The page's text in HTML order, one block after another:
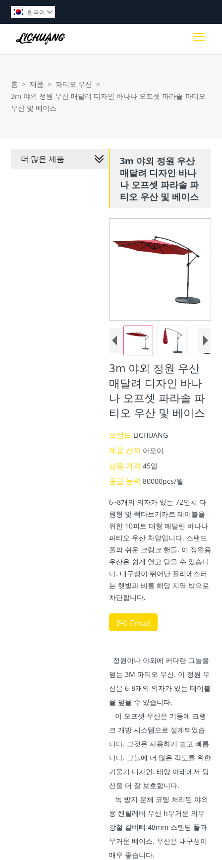
한국어 
홈 > 제품 > 파티오 우산 >
3m 야외 정원 우산 매달려 디자인 바나나 오프셋 파라솔 파티오
우산 및 베이스
3m 야외 정원 우산
매달려 디자인 바나
나 오프셋 파라솔 파
티오 우산 및 베이스
3m 야외 정원 우산
매달려 디자인 바나
나 오프셋 파라솔 파
티오 우산 및 베이스
브랜드 LICHUANG
제품 산지 아모이
납품 가격 45일
공급 능력 80000pcs/월
6~8개의 의자가 있는 72인치 타
원형 및 렉타브기카르 테이블을
위한 10피트 대형 매달린 바나나
파티오 우산 차양입니다. 스탠드
폴의 쉬운 크랭크 핸들. 이 정원용
우산은 쉽게 열고 닫을 수 있습니
다. 내구성이 뛰어난 폴리에스터
는 햇빛과 비를 해당 지역 밖으로
차단합니다.
 Email
정원이나 야외에 커다란 그늘을
덮는 3M 파티오 우산. 이 정원 우
산은 6-8개의 의자가 있는 테이블
을 덮을 수 있습니다.
이 오프셋 우산은 기둥에 크랭
크 개방 시스템으로 설계되었습
니다. 그것은 사용하기 쉽고 빠릅
니다. 그늘에 더 많은 각도를 위한
기울기 디자인. 태양 아래에서 당
신을 더 잘 보호합니다.
녹 방지 분체 코팅 처리된 야외
용 캔틸레버 우산 h무거운 의무
강철 갈비뼈 48mm 스탠딩 폴과
무거운 베이스. 우산은 내구성이
매우 좋습니다.
더 많은 제품